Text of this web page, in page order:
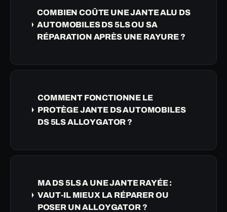
COMBIEN COÛTE UNE JANTE ALU DS
AUTOMOBILES DS 5LS OU SA
RÉPARATION APRÈS UNE RAYURE ?
COMMENT FONCTIONNE LE
PROTÈGE JANTE DS AUTOMOBILES
DS 5LS ALLOYGATOR ?
MA DS 5LS A UNE JANTE RAYÉE :
VAUT-IL MIEUX LA RÉPARER OU
POSER UN ALLOYGATOR ?